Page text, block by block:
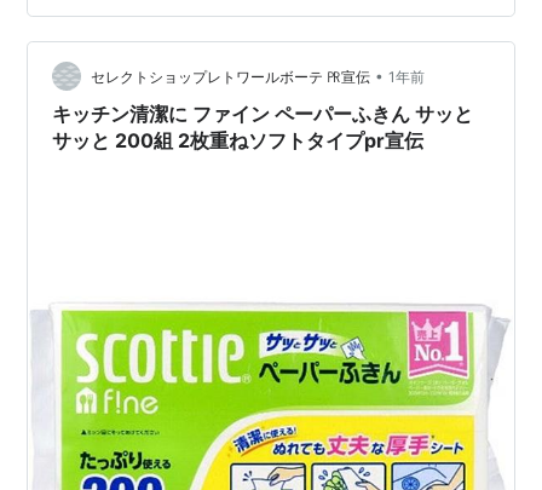
ん 汚れにくい不思議な雑巾 水だけで油汚れが落とせる
しょう油・ソースなどの食卓の汚れ拭き 25×15cm…
セレクトショップレトワールボーテ ㏚宣伝 • 1年前
キッチン清潔に ファイン ペーパーふきん サッと
サッと 200組 2枚重ねソフトタイプpr宣伝